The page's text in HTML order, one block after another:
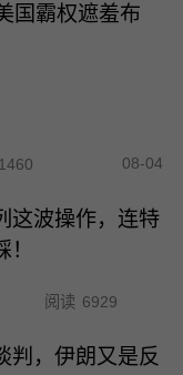
国霸权遮羞布
08-04
这波操作，连特
阅读 6929
判，伊朗又是反